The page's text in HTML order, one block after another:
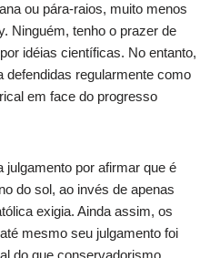
ou pára-raios, muito menos
Ninguém, tenho o prazer de
idéias científicas. No entanto,
regularmente como
em face do progresso
julgamento por afirmar que é
do sol, ao invés de apenas
exigia. Ainda assim, os
mesmo seu julgamento foi